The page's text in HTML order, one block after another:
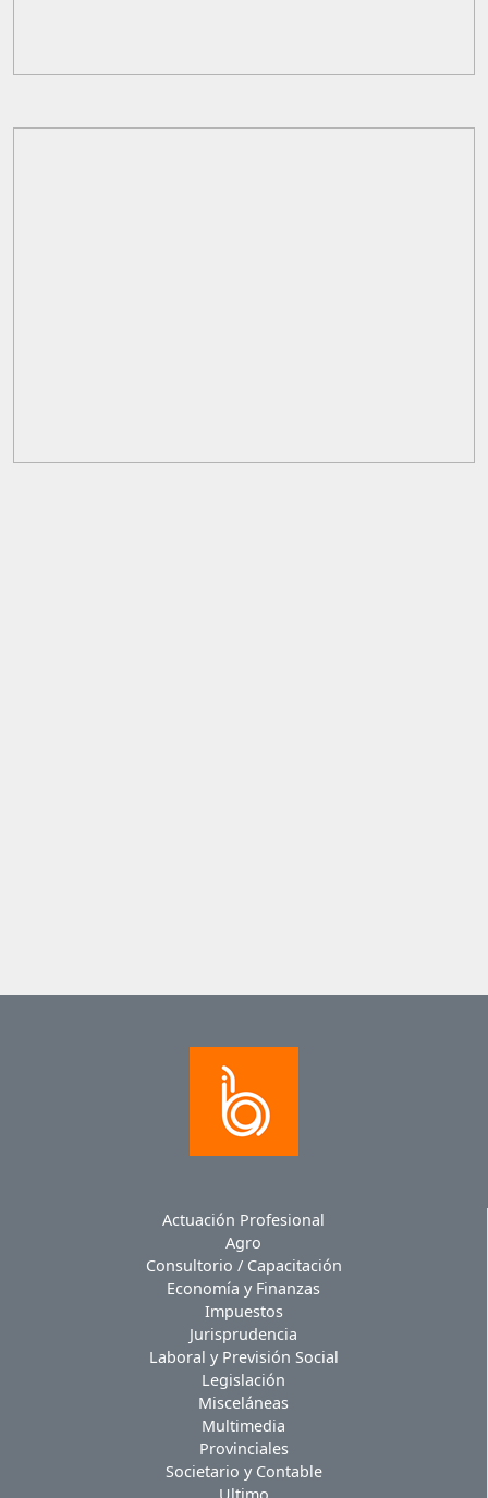
Actuación Profesional
Agro
Consultorio / Capacitación
Economía y Finanzas
Impuestos
Jurisprudencia
Laboral y Previsión Social
Legislación
Misceláneas
Multimedia
Provinciales
Societario y Contable